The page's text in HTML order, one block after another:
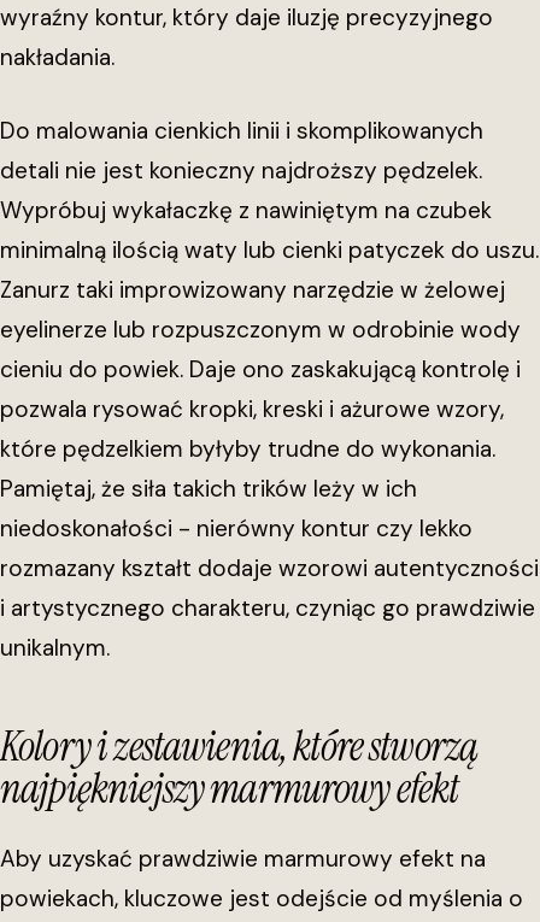
wyraźny kontur, który daje iluzję precyzyjnego
nakładania.
Do malowania cienkich linii i skomplikowanych
detali nie jest konieczny najdroższy pędzelek.
Wypróbuj wykałaczkę z nawiniętym na czubek
minimalną ilością waty lub cienki patyczek do uszu.
Zanurz taki improwizowany narzędzie w żelowej
eyelinerze lub rozpuszczonym w odrobinie wody
cieniu do powiek. Daje ono zaskakującą kontrolę i
pozwala rysować kropki, kreski i ażurowe wzory,
które pędzelkiem byłyby trudne do wykonania.
Pamiętaj, że siła takich trików leży w ich
niedoskonałości - nierówny kontur czy lekko
rozmazany kształt dodaje wzorowi autentyczności
i artystycznego charakteru, czyniąc go prawdziwie
unikalnym.
Kolory i zestawienia, które stworzą
najpiękniejszy marmurowy efekt
Aby uzyskać prawdziwie marmurowy efekt na
powiekach, kluczowe jest odejście od myślenia o